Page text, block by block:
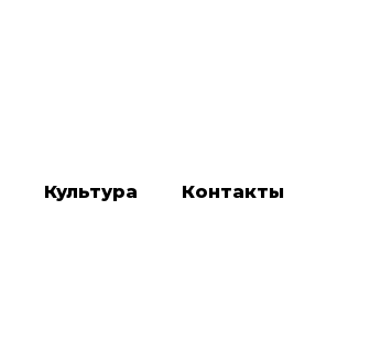
Культура Контакты